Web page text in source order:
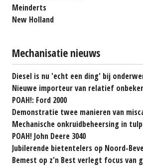
Meinderts
New Holland
Mechanisatie nieuws
Diesel is nu 'echt een ding' bij
Nieuwe importeur van relatief
POAH!: Ford 2000
Demonstratie twee manieren van
Mechanische onkruidbeheersing in
POAH! John Deere 3040
Jubilerende bietentelers op Noord-